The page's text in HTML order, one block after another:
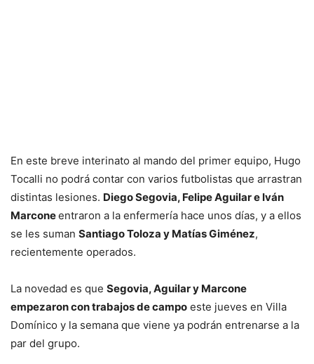
En este breve interinato al mando del primer equipo, Hugo
Tocalli no podrá contar con varios futbolistas que arrastran
distintas lesiones. Diego Segovia, Felipe Aguilar e Iván
Marconeentraron a la enfermería hace unos días, y a ellos
se les suman Santiago Toloza y Matías Giménez,
recientemente operados.
La novedad es que Segovia, Aguilar y Marcone
empezaron con trabajos de campo este jueves en Villa
Domínico y la semana que viene ya podrán entrenarse a la
par del grupo.